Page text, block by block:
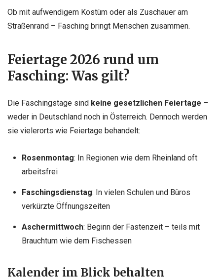
Ob mit aufwendigem Kostüm oder als Zuschauer am
Straßenrand – Fasching bringt Menschen zusammen.
Feiertage 2026 rund um
Fasching: Was gilt?
Die Faschingstage sind keine gesetzlichen Feiertage –
weder in Deutschland noch in Österreich. Dennoch werden
sie vielerorts wie Feiertage behandelt:
Rosenmontag: In Regionen wie dem Rheinland oft
arbeitsfrei
Faschingsdienstag: In vielen Schulen und Büros
verkürzte Öffnungszeiten
Aschermittwoch: Beginn der Fastenzeit – teils mit
Brauchtum wie dem Fischessen
Kalender im Blick behalten